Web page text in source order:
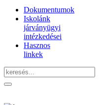
Dokumentumok
Iskolánk
járványügyi
intézkedései
Hasznos
linkek